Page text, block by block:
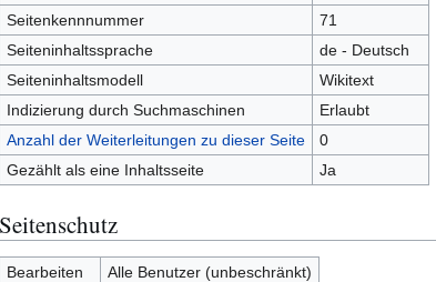
Seitenkennnummer
71
Seiteninhaltssprache
de - Deutsch
Seiteninhaltsmodell
Wikitext
Indizierung durch Suchmaschinen
Erlaubt
Anzahl der Weiterleitungen zu dieser Seite
0
Gezählt als eine Inhaltsseite
Ja
Seitenschutz
Bearbeiten
Alle Benutzer (unbeschränkt)